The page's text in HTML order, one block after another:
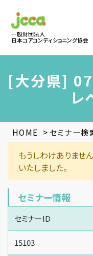
一般財団法人
日本コアコンディショニング協会
[大分県]
レ
HOME > セミナー検
もうしわけありませ
いたしました。
セミナー情報
セミナーID
15103